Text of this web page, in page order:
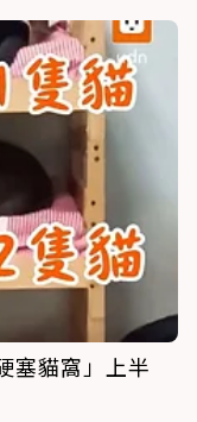
塞貓窩」上半